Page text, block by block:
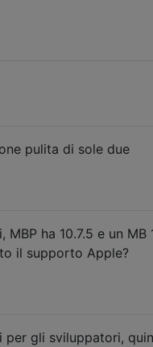
pulita di sole due
ha 10.7.5 e un MB
il supporto Apple?
per gli sviluppatori,